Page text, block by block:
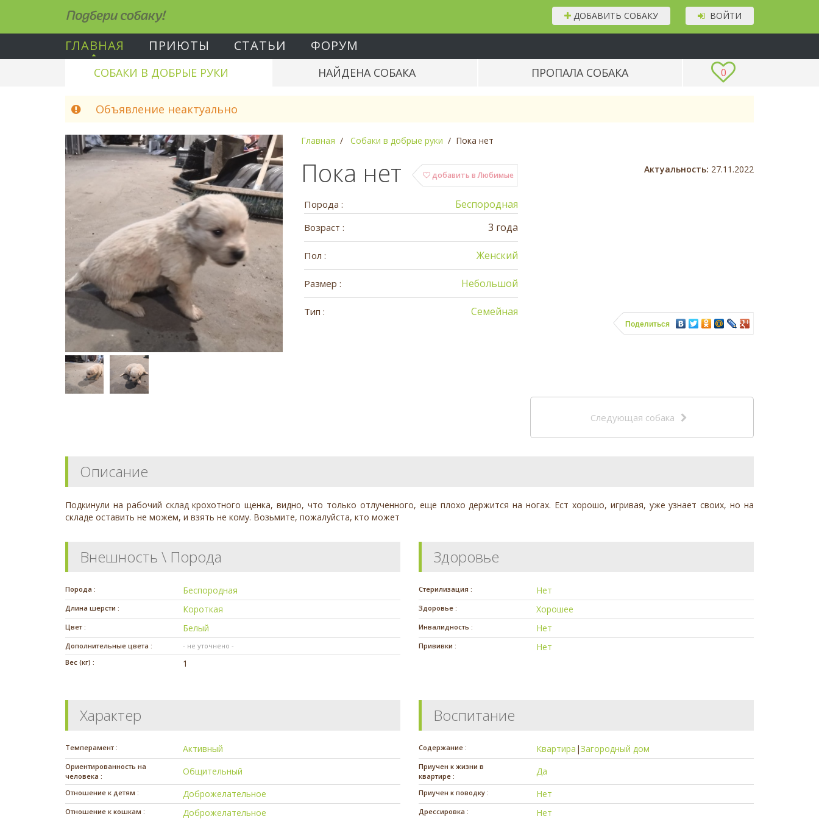
Подбери собаку! ВОЙТИ
ДОБАВИТЬ СОБАКУ
ГЛАВНАЯ ПРИЮТЫ СТАТЬИ ФОРУМ
0
СОБАКИ В ДОБРЫЕ РУКИ НАЙДЕНА СОБАКА ПРОПАЛА СОБАКА
Объявление неактуально
Главная Собаки в добрые руки Пока нет
добавить в Любимые
Пока нет
Порода : Беспородная
Возраст : 3 года
Пол : Женский
Размер : Небольшой
Тип : Семейная
Актуальность: 27.11.2022
Поделиться
Следующая собака
Описание
Подкинули на рабочий склад крохотного щенка, видно, что только отлученного, еще плохо держится на ногах. Ест хорошо, игривая, уже узнает своих, но на
складе оставить не можем, и взять не кому. Возьмите, пожалуйста, кто может
Внешность \ Порода
Порода : Беспородная
Длина шерсти : Короткая
Цвет : Белый
Дополнительные цвета :
- не уточнено -
Вес (кг) :
1
Здоровье
Стерилизация : Нет
Здоровье : Хорошее
Инвалидность : Нет
Прививки : Нет
Характер
Темперамент : Активный
Ориентированность на
человека :
Общительный
Отношение к детям : Доброжелательное
Отношение к кошкам : Доброжелательное
Воспитание
Содержание : Квартира |Загородный дом
Приучен к жизни в
квартире :
Да
Приучен к поводку : Нет
Дрессировка : Нет